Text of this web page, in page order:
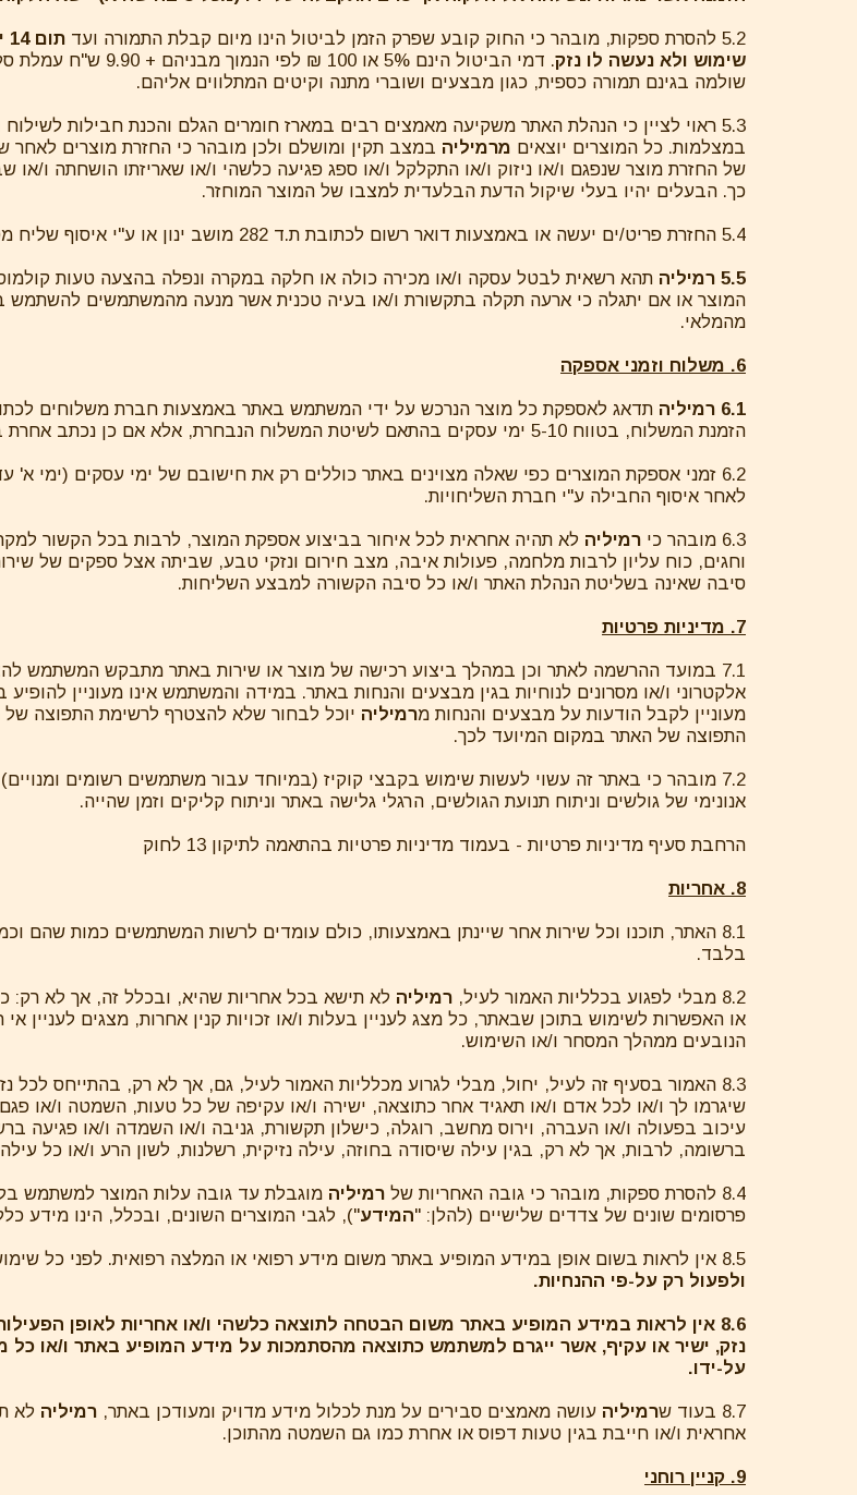
5.2 להסרת ספקות, מובהר כי החוק קובע שפרק הזמן לביטול הינו מיום קבלת התמורה ועד
שימוש ולא נעשה לו נזק
. דמי הביטול הינם
שולמה בגינם תמורה כספית, כגון מבצעים ושוברי מתנה וקיטים המתלווים אליהם.
5.3 ראוי לציין כי הנהלת האתר משקיעה מאמצים רבים במארז חומרים הגלם והכנת חבילות
במצלמות. כל המוצרים יוצאים מרמיליה במצב תקין ומושלם ולכן מובהר כי החזרת מוצרים
של החזרת מוצר שנפגם ו/או ניזוק ו/או התקלקל ו/או ספג פגיעה כלשהי ו/או שאריזתו הושחתה ו/
כך. הבעלים יהיו בעלי שיקול הדעת הבלעדית למצבו של המוצר המוחזר.
5.4 החזרת פריט/ים יעשה או באמצעות דואר רשום לכתובת ת.ד 282 מושב ינון או ע"י איסוף שליח מטעם
5.5 רמיליה
תהא רשאית לבטל עסקה ו/או מכירה כולה או חלקה במקרה ונפלה בהצעה טעות
המוצר או אם יתגלה כי ארעה תקלה בתקשורת ו/או בעיה טכנית אשר מנעה מהמשתמשים להשתמש
מהמלאי.
6. משלוח וזמני אספקה
6.1 רמיליה
תדאג לאספקת כל מוצר הנרכש על ידי המשתמש באתר באמצעות חברת משלוחים
הזמנת המשלוח, בטווח 5-10 ימי עסקים בהתאם לשיטת המשלוח הנבחרת, אלא אם כן נכתב אחרת באתר.
6.2 זמני אספקת המוצרים כפי שאלה מצוינים באתר כוללים רק את חישובם של ימי עסקים (ימי
לאחר איסוף החבילה ע"י חברת השליחויות.
6.3 מובהר כי רמיליה לא תהיה אחראית לכל איחור בביצוע אספקת המוצר, לרבות בכל הקשור
וחגים, כוח עליון לרבות מלחמה, פעולות איבה, מצב חירום ונזקי טבע, שביתה אצל ספקים של
סיבה שאינה בשליטת הנהלת האתר ו/או כל סיבה הקשורה למבצע השליחות.
7. מדיניות פרטיות
7.1 במועד ההרשמה לאתר וכן במהלך ביצוע רכישה של מוצר או שירות באתר מתבקש המשתמש
אלקטרוני ו/או מסרונים לנוחיות בגין מבצעים והנחות באתר. במידה והמשתמש אינו מעוניין
מעוניין לקבל הודעות על מבצעים והנחות מרמיליה יוכל לבחור שלא להצטרף לרשימת התפוצה של
התפוצה של האתר במקום המיועד לכך.
7.2 מובהר כי באתר זה עשוי לעשות שימוש בקבצי קוקיז (במיוחד עבור משתמשים רשומים
אנונימי של גולשים וניתוח תנועת הגולשים, הרגלי גלישה באתר וניתוח קליקים וזמן שהייה.
הרחבת סעיף מדיניות פרטיות - בעמוד מדיניות פרטיות בהתאמה לתיקון 13 לחוק
8. אחריות
8.1 האתר, תוכנו וכל שירות אחר שיינתן באמצעותו, כולם עומדים לרשות המשתמשים כמות שהם
בלבד.
8.2 מבלי לפגוע בכלליות האמור לעיל, רמיליה לא תישא בכל אחריות שהיא, ובכלל זה, אך לא רק:
או האפשרות לשימוש בתוכן שבאתר, כל מצג לעניין בעלות ו/או זכויות קנין אחרות, מצגים לעניין
הנובעים ממהלך המסחר ו/או השימוש.
8.3 האמור בסעיף זה לעיל, יחול, מבלי לגרוע מכלליות האמור לעיל, גם, אך לא רק, בהתייחס לכל
שיגרמו לך ו/או לכל אדם ו/או תאגיד אחר כתוצאה, ישירה ו/או עקיפה של כל טעות, השמטה ו/או
עיכוב בפעולה ו/או העברה, וירוס מחשב, רוגלה, כישלון תקשורת, גניבה ו/או השמדה ו/או פגיעה
ברשומה, לרבות, אך לא רק, בגין עילה שיסודה בחוזה, עילה נזיקית, רשלנות, לשון הרע ו/או כל
8.4 להסרת ספקות, מובהר כי גובה האחריות של רמיליה מוגבלת עד גובה עלות המוצר למשתמש
פרסומים שונים של צדדים שלישיים (להלן: "המידע"), לגבי המוצרים השונים, ובכלל, הינו מידע
8.5 אין לראות בשום אופן במידע המופיע באתר משום מידע רפואי או המלצה רפואית. לפני כל שימוש בכל מוצר אשר נמכר באתר,
ולפעול רק על-פי ההנחיות.
8.6 אין לראות במידע המופיע באתר משום הבטחה לתוצאה כלשהי ו/או אחריות לאופן
נזק, ישיר או עקיף, אשר ייגרם למשתמש כתוצאה מהסתמכות על מידע המופיע באתר ו/או כל
על-ידו.
8.7 בעוד ש רמיליה עושה מאמצים סבירים על מנת לכלול מידע מדויק ומעודכן באתר, רמיליה לא
אחראית ו/או חייבת בגין טעות דפוס או אחרת כמו גם השמטה מהתוכן.
9. קניין רוחני